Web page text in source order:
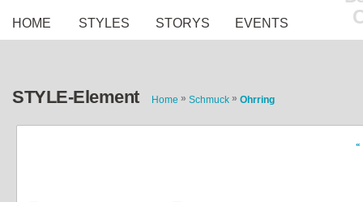
HOME STYLES STORYS EVENTS
STYLE-Element Home » Schmuck » Ohrring
«